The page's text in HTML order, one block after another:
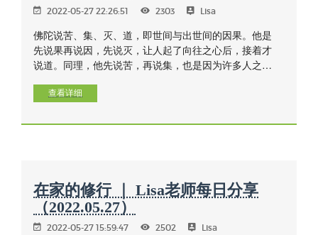
2022-05-27 22:26:51 2303 Lisa
佛陀说苦、集、灭、道，即世间与出世间的因果。他是
先说果再说因，先说灭，让人起了向往之心后，接着才
说道。同理，他先说苦，再说集，也是因为许多人之所
所招感的果报做了分析，并解释生老病死与种种社会生
憎会、求不得等各种的苦。
查看详细
在家的修行 ｜ Lisa老师每日分享
（2022.05.27）
2022-05-27 15:59:47 2502 Lisa